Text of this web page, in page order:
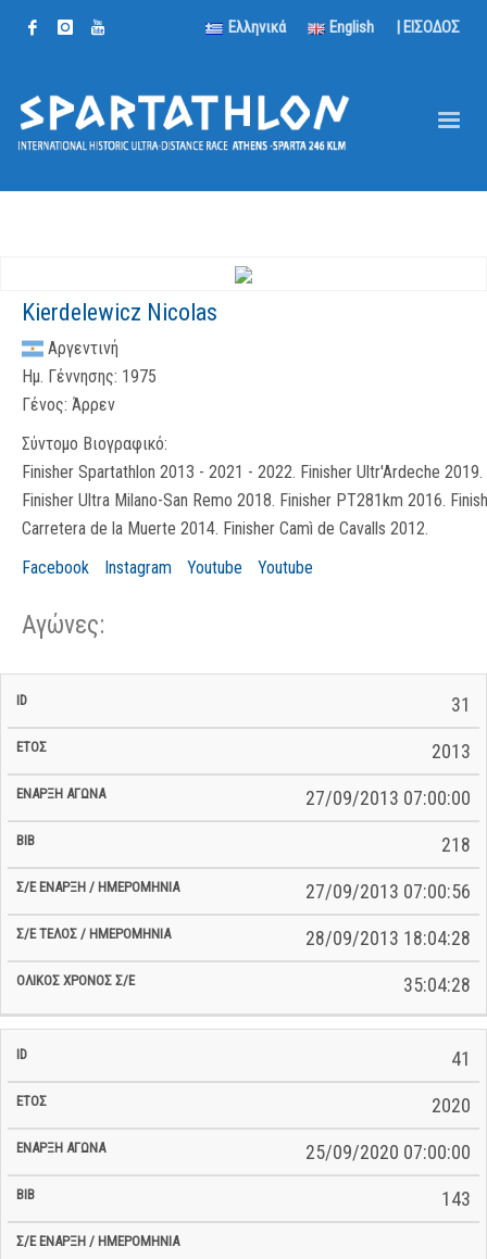
Ελληνικά English | ΕΙΣΟΔΟΣ
Kierdelewicz Nicolas
Αργεντινή
Ημ. Γέννησης: 1975
Γένος: Άρρεν
Σύντομο Βιογραφικό:
Finisher Spartathlon 2013 - 2021 - 2022. Finisher Ultr'Ardeche 2019.
Finisher Ultra Milano-San Remo 2018. Finisher PT281km 2016.
Carretera de la Muerte 2014. Finisher Camì de Cavalls 2012.
Facebook
Instagram Youtube Youtube
Αγώνες:
Αγώνα
Ημερομηνία
31
2013
27/09/2013 07:00:00
218
27/09/2013 07:00:56
28/09/2013 18:04:28
35:04:28
41
2020
25/09/2020 07:00:00
143